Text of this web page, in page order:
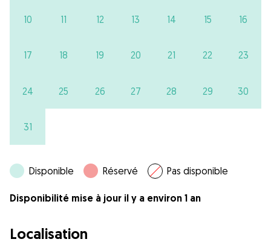
10 11 12 13 14 15 16
17 18 19 20 21 22 23
24 25 26 27 28 29 30
31
Disponible Réservé Pas disponible
Disponibilité mise à jour il y a environ 1 an
Localisation